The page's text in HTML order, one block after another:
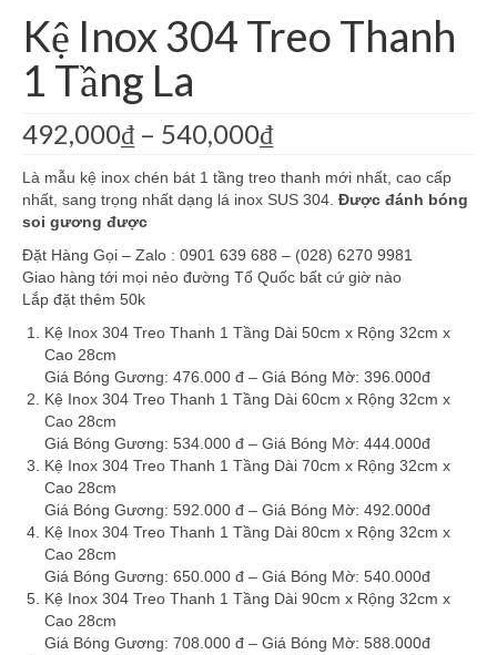
Giá Kệ Inox 304 Có Khay
Giá Kệ Inox 304 Mờ
Kệ Inox 304 Treo Thanh
1 Tầng La
492,000₫ – 540,000₫
Là mẫu kệ inox chén bát 1 tầng treo thanh mới nhất, cao cấp
nhất, sang trọng nhất dạng lá inox SUS 304. Được đánh bóng
soi gương được
Đặt Hàng Gọi – Zalo : 0901 639 688 – (028) 6270 9981
Giao hàng tới mọi nẻo đường Tổ Quốc bất cứ giờ nào
Lắp đặt thêm 50k
Kệ Inox 304 Treo Thanh 1 Tầng Dài 50cm x Rộng 32cm x
Cao 28cm
Giá Bóng Gương: 476.000 đ – Giá Bóng Mờ: 396.000đ
Kệ Inox 304 Treo Thanh 1 Tầng Dài 60cm x Rộng 32cm x
Cao 28cm
Giá Bóng Gương: 534.000 đ – Giá Bóng Mờ: 444.000đ
Kệ Inox 304 Treo Thanh 1 Tầng Dài 70cm x Rộng 32cm x
Cao 28cm
Giá Bóng Gương: 592.000 đ – Giá Bóng Mờ: 492.000đ
Kệ Inox 304 Treo Thanh 1 Tầng Dài 80cm x Rộng 32cm x
Cao 28cm
Giá Bóng Gương: 650.000 đ – Giá Bóng Mờ: 540.000đ
Kệ Inox 304 Treo Thanh 1 Tầng Dài 90cm x Rộng 32cm x
Cao 28cm
Giá Bóng Gương: 708.000 đ – Giá Bóng Mờ: 588.000đ